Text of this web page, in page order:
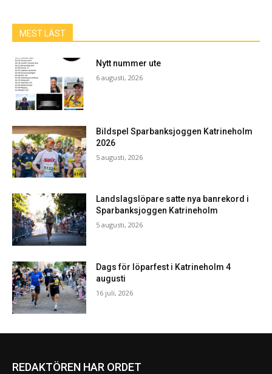
MEST LÄST
Nytt nummer ute
6 augusti, 2026
Bildspel Sparbanksjoggen Katrineholm
2026
5 augusti, 2026
Landslagslöpare satte nya banrekord i
Sparbanksjoggen Katrineholm
5 augusti, 2026
Dags för löparfest i Katrineholm 4
augusti
16 juli, 2026
REDAKTÖREN HAR ORDET